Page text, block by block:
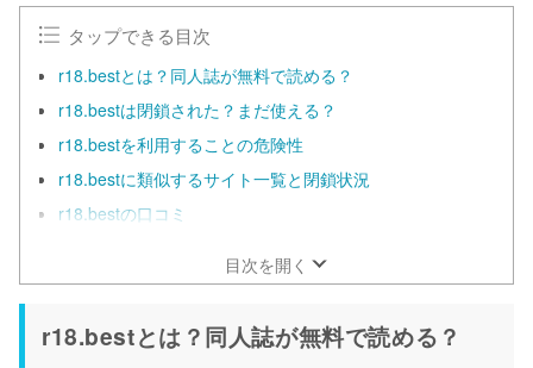
タップできる目次
r18.bestとは？同人誌が無料で読める？
r18.bestは閉鎖された？まだ使える？
r18.bestを利用することの危険性
r18.bestに類似するサイト一覧と閉鎖状況
r18.bestの口コミ
目次を開く
r18.bestとは？同人誌が無料で読める？